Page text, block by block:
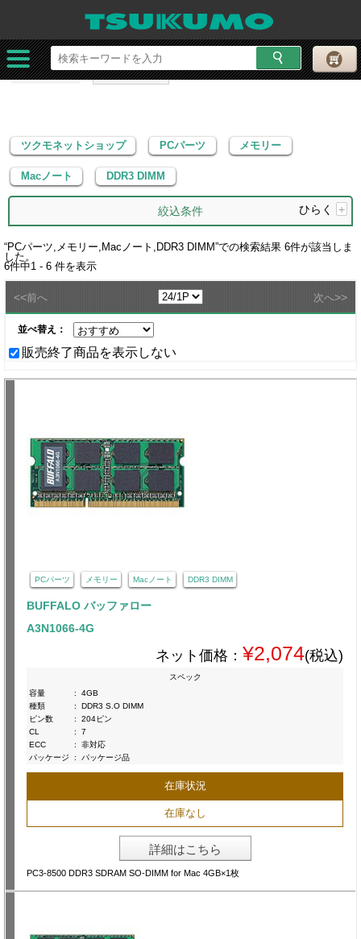
ツクモネットショップ PCパーツ
Macノート
DDR3 DIMM
ツクモネットショップ PCパーツ メモリー
Macノート DDR3 DIMM
絞込条件 ひらく +
“PCパーツ,メモリー,Macノート,DDR3 DIMM”での検索結果 6件が該当しま
した。
6件中1 - 6 件を表示
<<前へ 次へ>>
並べ替え：
販売終了商品を表示しない
PCパーツ メモリー Macノート DDR3 DIMM
BUFFALO バッファロー
A3N1066-4G
ネット価格： ¥2,074(税込)
スペック
容量
:
4GB
種類
:
DDR3 S.O DIMM
ピン数
:
204ピン
CL
:
7
ECC
:
非対応
パッケージ
: パッケージ品
在庫状況
在庫なし
詳細はこちら
PC3-8500 DDR3 SDRAM SO-DIMM for Mac 4GB×1枚